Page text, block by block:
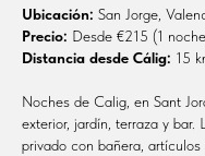
Ubicación: San Jorge,
Precio: Desde €215 (1
Distancia desde Cálig: 15
Noches de Calig, en Sant
exterior, jardín, terraza y bar.
privado con bañera,